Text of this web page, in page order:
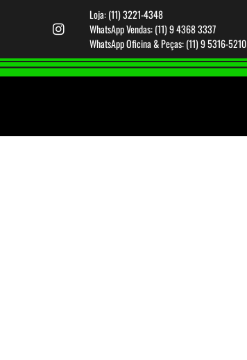
Loja: (11) 3221-4348
WhatsApp Vendas: (11) 9 4368 3337
WhatsApp Oficina & Peças: (11) 9 5316-5210